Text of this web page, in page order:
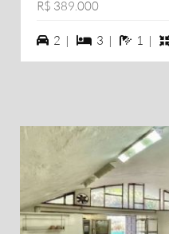
R$ 389.000
2 vagas na garagem
2 | 3 dormiórios
3 | 11 |